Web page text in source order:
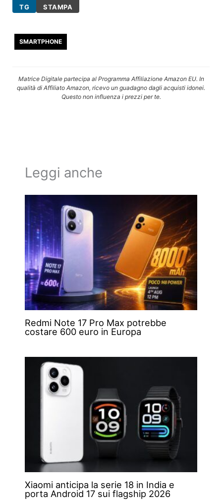
TG STAMPA
SMARTPHONE
Matrice Digitale partecipa al Programma Affiliazione Amazon EU. In
qualità di Affiliato Amazon, ricevo un guadagno dagli acquisti idonei.
Questo non influenza i prezzi per te.
Leggi anche
Redmi Note 17 Pro Max potrebbe
costare 600 euro in Europa
Xiaomi anticipa la serie 18 in India e
porta Android 17 sui flagship 2026